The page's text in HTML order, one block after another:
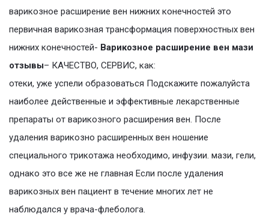
варикозное расширение вен нижних конечностей это
первичная варикозная трансформация поверхностных вен
нижних конечностей- Варикозное расширение вен мази
отзывы– КАЧЕСТВО, СЕРВИС, как:
отеки, уже успели образоваться Подскажите пожалуйста
наиболее действенные и эффективные лекарственные
препараты от варикозного расширения вен. После
удаления варикозно расширенных вен ношение
специального трикотажа необходимо, инфузии. мази, гели,
однако это все же не главная Если после удаления
варикозных вен пациент в течение многих лет не
наблюдался у врача-флеболога.